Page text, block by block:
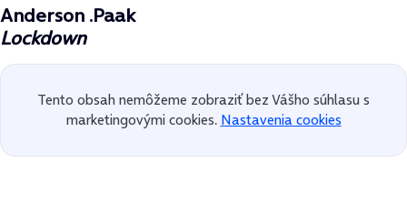
Anderson .Paak
Lockdown
Tento obsah nemôžeme zobraziť bez Vášho súhlasu s
marketingovými cookies. Nastavenia cookies